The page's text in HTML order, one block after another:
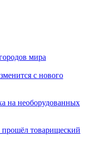
мира
с нового
на необорудованных
прошёл товарищеский